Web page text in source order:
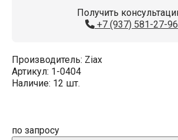
Получить
+7 (937) 581-27-96
Производитель: Ziax
Артикул: 1-0404
Наличие: 12 шт.
по запросу